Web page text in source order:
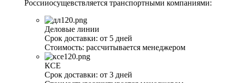
Россииосущевствляется транспортными компаниями:
Деловые линии
Срок доставки: от 5 дней
Стоимость: рассчитывается менеджером
КСЕ
Срок доставки: от 3 дней